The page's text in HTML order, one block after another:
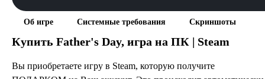
Об игре Системные требования Скриншоты
Купить Father's Day, игра на ПК | Steam
Вы приобретаете игру в Steam, которую получите